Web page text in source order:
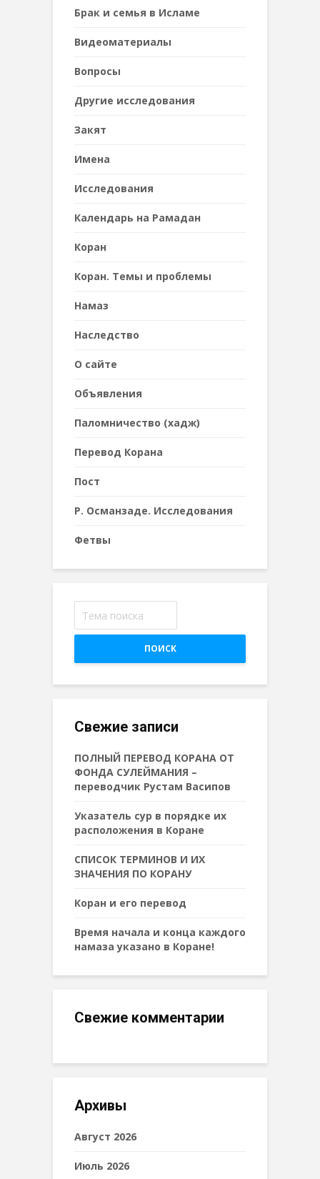
Брак и семья в Исламе
Видеоматериалы
Вопросы
Другие исследования
Закят
Имена
Исследования
Календарь на Рамадан
Коран
Коран. Темы и проблемы
Намаз
Наследствo
О сайте
Объявления
Паломничество (хадж)
Перевод Корана
Пост
Р. Османзаде. Исследования
Фетвы
ПОИСК
Свежие записи
ПОЛНЫЙ ПЕРЕВОД КОРАНА ОТ
ФОНДА СУЛЕЙМАНИЯ –
переводчик Рустам Васипов
Указатель сур в порядке их
расположения в Коране
СПИСОК ТЕРМИНОВ И ИХ
ЗНАЧЕНИЯ ПО КОРАНУ
Коран и его перевод
Время начала и конца каждого
намаза указано в Коране!
Свежие комментарии
Архивы
Август 2026
Июль 2026